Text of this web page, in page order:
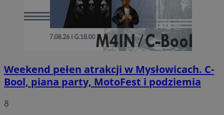
Weekend pełen atrakcji w Mysłowicach. C-
Bool, piana party, MotoFest i podziemia
8